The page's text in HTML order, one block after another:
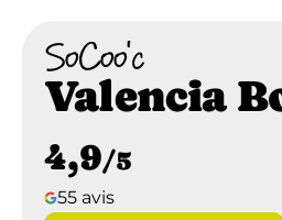
SoCoo'c
Valencia
4,9/5
55 avis